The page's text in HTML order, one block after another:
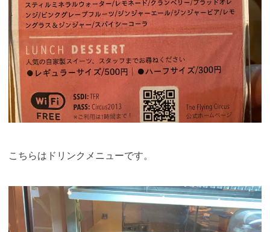
こちらはドリンクメニューです。